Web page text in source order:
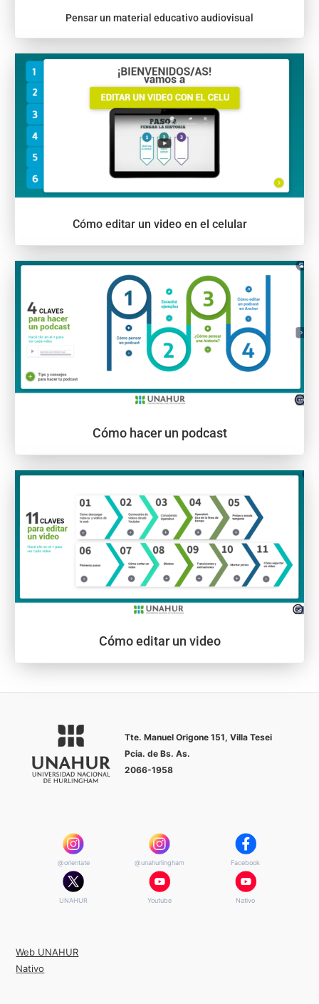
Pensar un material educativo audiovisual
Cómo editar un video en el celular
Cómo hacer un podcast
Cómo editar un video
Tte. Manuel Origone 151, VillaTesei
Pcia. de Bs. As.
2066-1958
@orientate @unahurlingham Facebook
UNAHUR Youtube Nativo
Web UNAHUR
Nativo